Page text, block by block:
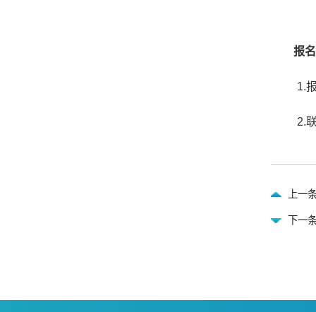
报
1.
2.
上一
下一